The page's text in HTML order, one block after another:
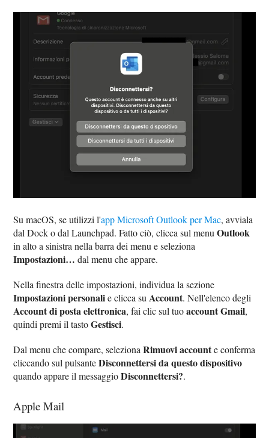
Su macOS, se utilizzi l'app Microsoft Outlook per Mac, avviala
dal Dock o dal Launchpad. Fatto ciò, clicca sul menuOutlook
in alto a sinistra nella barra dei menu e seleziona
Impostazioni… dal menu che appare.
Nella finestra delle impostazioni, individua la sezione
Impostazioni personalie clicca suAccount. Nell'elenco degli
Account di posta elettronica, fai clic sul tuoaccount Gmail,
quindi premi il tastoGestisci.
Dal menu che compare, selezionaRimuovi accounte conferma
cliccando sul pulsanteDisconnettersi da questo dispositivo
quando appare il messaggioDisconnettersi?.
Apple Mail